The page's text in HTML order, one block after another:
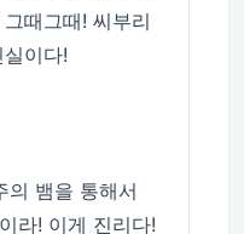
때그때! 씨부리
이다!
의 뱀을 통해서
라! 이게 진리다!